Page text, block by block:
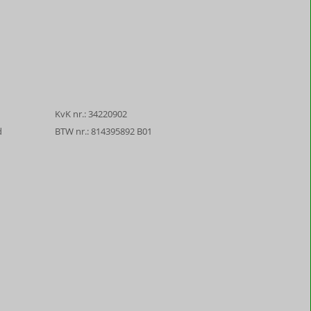
KvK nr.: 34220902
BTW nr.: 814395892 B01